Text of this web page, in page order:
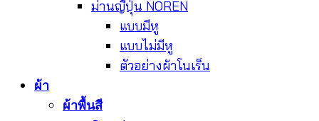
ม่านญี่ปุ่น NOREN
แบบมีหู
แบบไม่มีหู
ตัวอย่างผ้าโนเร็น
ผ้า
ผ้าพื้นสี